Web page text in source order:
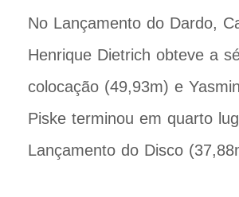
No Lançamento do Dardo,
Henrique Dietrich obteve a
colocação (49,93m) e
Piske terminou em quarto
Lançamento do Disco